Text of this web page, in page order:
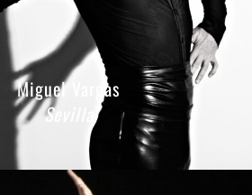
Miguel Vargas
Sevilla